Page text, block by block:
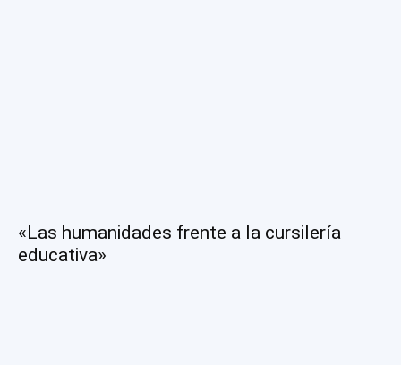
«Las humanidades frente a la cursilería
educativa»